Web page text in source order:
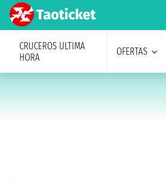
CRUCEROS ULTIMA
HORA
OFERTAS